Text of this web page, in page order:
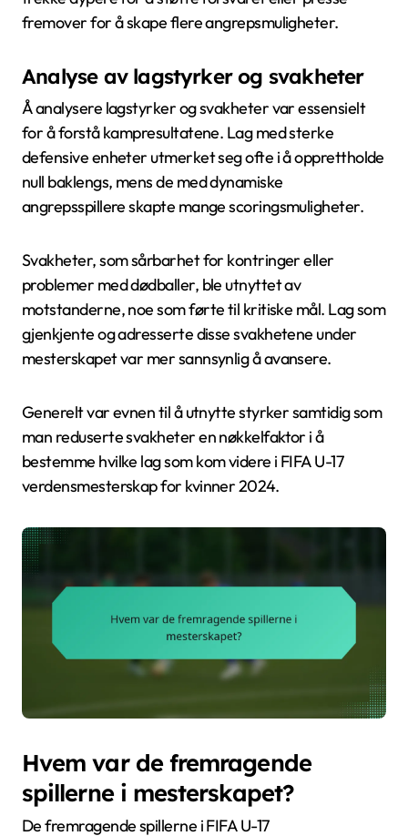
fremover for å skape flere angrepsmuligheter.
Analyse av lagstyrker og svakheter
Å analysere lagstyrker og svakheter var essensielt
for å forstå kampresultatene. Lag med sterke
defensive enheter utmerket seg ofte i å opprettholde
null baklengs, mens de med dynamiske
angrepsspillere skapte mange scoringsmuligheter.
Svakheter, som sårbarhet for kontringer eller
problemer med dødballer, ble utnyttet av
motstanderne, noe som førte til kritiske mål. Lag som
gjenkjente og adresserte disse svakhetene under
mesterskapet var mer sannsynlig å avansere.
Generelt var evnen til å utnytte styrker samtidig som
man reduserte svakheter en nøkkelfaktor i å
bestemme hvilke lag som kom videre i FIFA U-17
verdensmesterskap for kvinner 2024.
Hvem var de fremragende
spillerne i mesterskapet?
De fremragende spillerne i FIFA U-17